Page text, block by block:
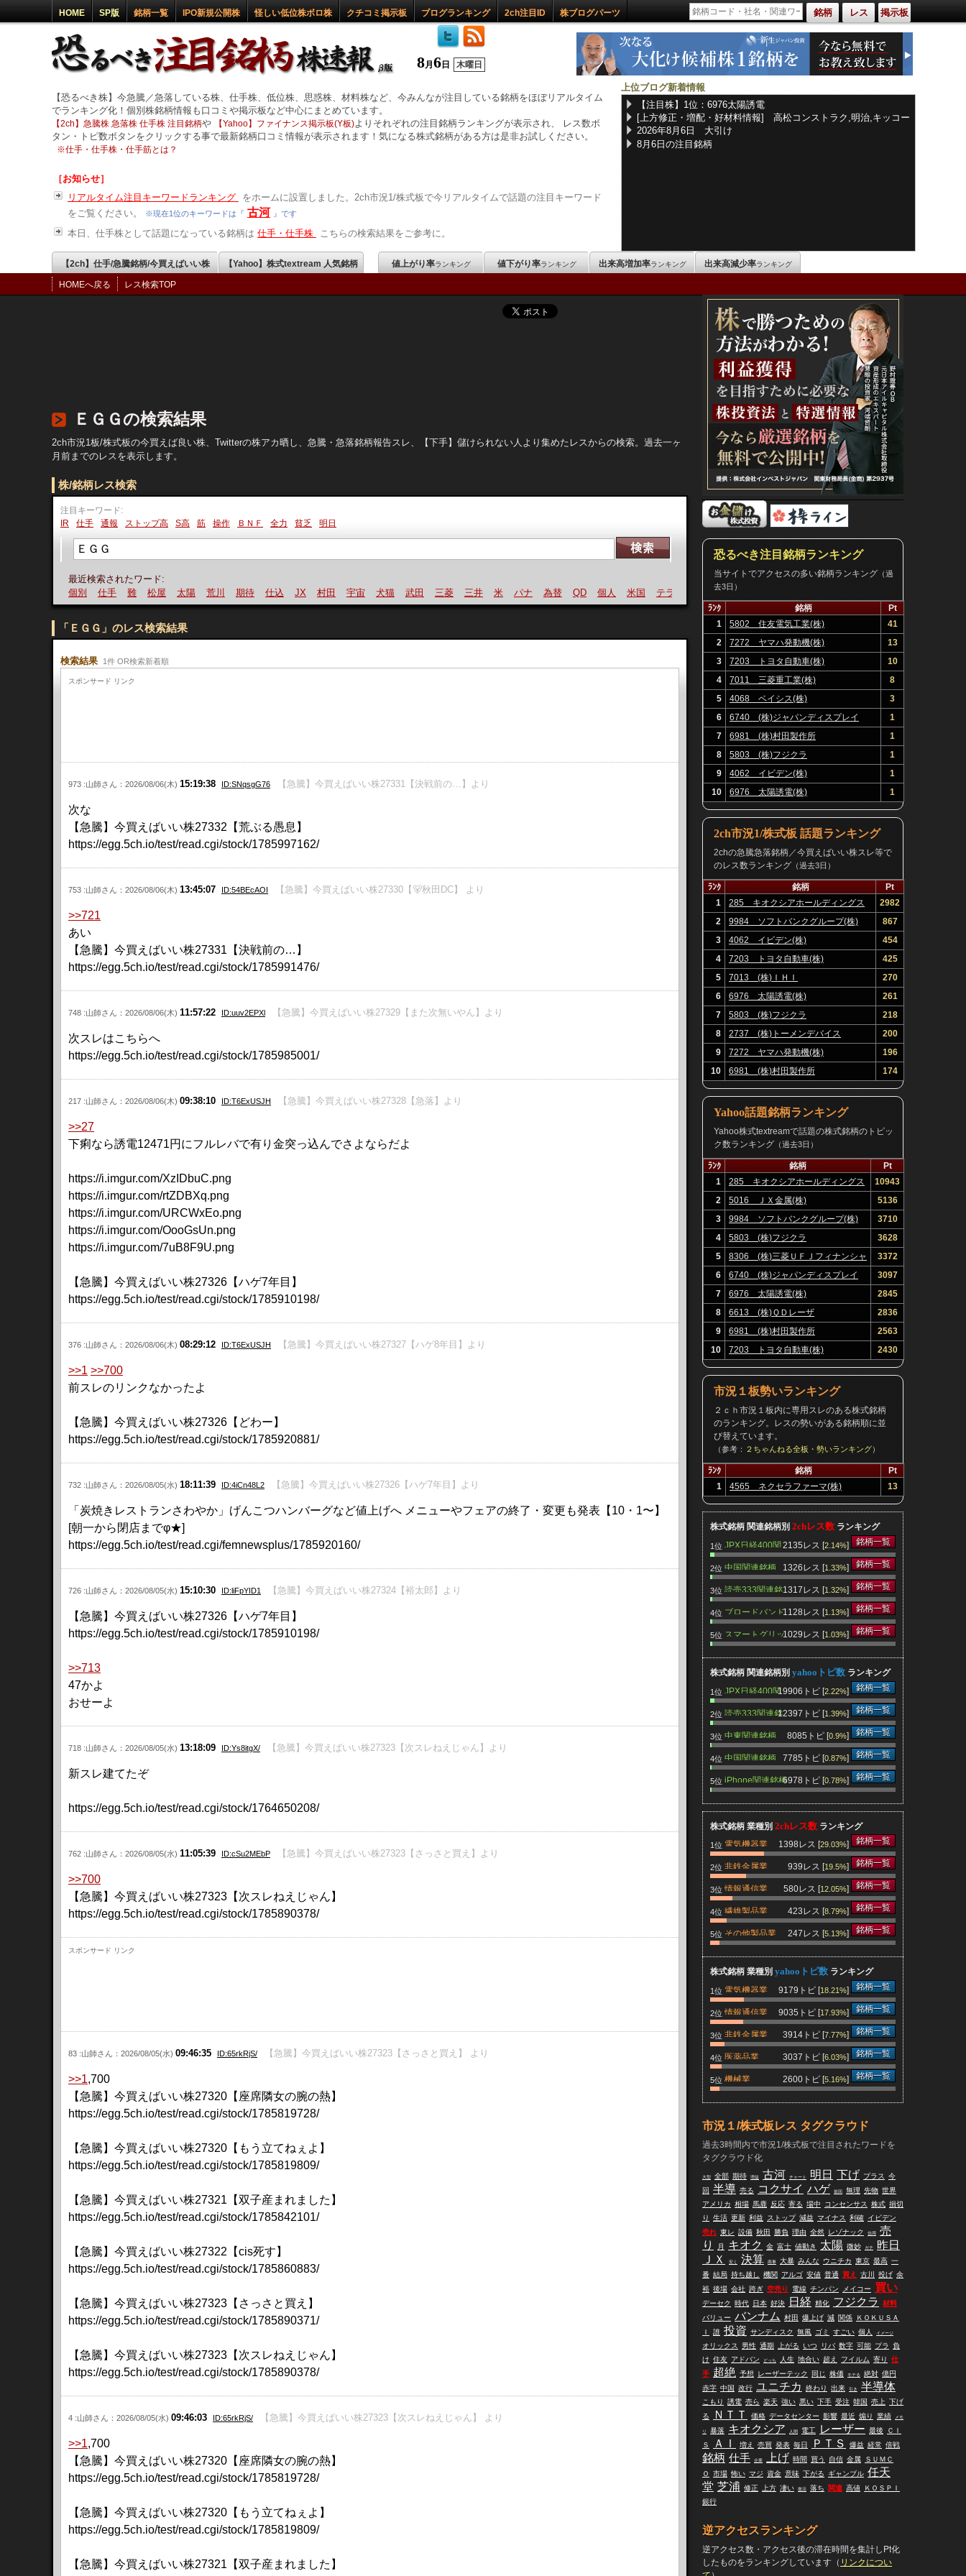
HOME SP版 銘柄一覧 IPO新規公開株 怪しい低位株ボロ株 クチコミ掲示板 ブログランキング 2ch注目ID 株ブログパーツ 銘柄 レス 掲示板
8月 6 日 木曜日
【恐るべき株】今急騰／急落している株、仕手株、低位株、思惑株、材料株など、今みんなが注目している銘柄をほぼリアルタイム
でランキング化！個別株銘柄情報も口コミや掲示板など中心にまとめています。
【2ch】急騰株 急落株 仕手株 注目銘柄や 【Yahoo】ファイナンス掲示板(Y板)よりそれぞれの注目銘柄ランキングが表示され、 レス数ボ
タン・トピ数ボタンをクリックする事で最新銘柄口コミ情報が表示されます！気になる株式銘柄がある方は是非お試しください。
※仕手・仕手株・仕手筋とは？
［お知らせ］
リアルタイム注目キーワードランキング
をホームに設置しました。2ch市況1/株式板で今リアルタイムで話題の注目キーワード
をご覧ください。
※現在1位のキーワードは『 古河 』です
本日、仕手株として話題になっている銘柄は 仕手・仕手株 こちらの検索結果をご参考に。
上位ブログ新着情報
【注目株】1位：6976太陽誘電
[上方修正・増配・好材料情報] 高松コンストラク,明治,キッコー
マン,日東紡績,トーカロ,コロプラ,イルグルム,花王,三洋化成工業,
ＪＭＤＣ,アステラス製薬,資生堂,東海カーボン,フジミインコー
ポ,日本冶金工業,リョービ,ジーデップ・アドバンス,オークマ,酉
島製作所,ミネベアミツミ,ＴＨＫ,オムロン,セイコーエプソン,山
一電機,日本シイエムケイ,ローム,太陽誘電,ニチコン,日本タング
ステン,めぶき
2026年8月6日 大引け
8月6日の注目銘柄
【2ch】仕手/急騰銘柄/今買えばいい株 【Yahoo】株式textream 人気銘柄 値上がり率ランキング 値下がり率ランキング 出来高増加率ランキング 出来高減少率ランキング
HOMEへ戻る レス検索TOP
ＥＧＧの検索結果
2ch市況1板/株式板の今買えば良い株、Twitterの株アカ晒し、急騰・急落銘柄報告スレ、【下手】儲けられない人より集めたレスからの検索。過去一ヶ
月前までのレスを表示します。
株/銘柄レス検索
注目キーワード:
IR
仕手 通報 ストップ高 S高 筋 操作 ＢＮＦ 全力 貧乏 明日
最近検索されたワード:
個別
仕手 難 松屋 太陽 荒川 期待 仕込 JX 村田 宇宙 犬猫 武田 三菱 三井 米 パナ 為替 QD 個人 米国 テラ 今年 運
「ＥＧＧ」のレス検索結果
検索結果 1件 OR検索新着順
スポンサード リンク
973 :山師さん：2026/08/06(木) 15:19:38 ID:SNqsgG76 【急騰】今買えばいい株27331【決戦前の…】より
次な
【急騰】今買えばいい株27332【荒ぶる愚息】
https://egg.5ch.io/test/read.cgi/stock/1785997162/
753 :山師さん：2026/08/06(木) 13:45:07 ID:54BEcAOI 【急騰】今買えばいい株27330【🐻秋田DC】 より
>>721
あい
【急騰】今買えばいい株27331【決戦前の…】
https://egg.5ch.io/test/read.cgi/stock/1785991476/
748 :山師さん：2026/08/06(木) 11:57:22 ID:uuv2EPXl 【急騰】今買えばいい株27329【また次無いやん】より
次スレはこちらへ
https://egg.5ch.io/test/read.cgi/stock/1785985001/
217 :山師さん：2026/08/06(木) 09:38:10 ID:T6ExUSJH 【急騰】今買えばいい株27328【急落】より
>>27
下痢なら誘電12471円にフルレバで有り金突っ込んでさよならだよ
https://i.imgur.com/XzIDbuC.png
https://i.imgur.com/rtZDBXq.png
https://i.imgur.com/URCWxEo.png
https://i.imgur.com/OooGsUn.png
https://i.imgur.com/7uB8F9U.png
【急騰】今買えばいい株27326【ハゲ7年目】
https://egg.5ch.io/test/read.cgi/stock/1785910198/
376 :山師さん：2026/08/06(木) 08:29:12 ID:T6ExUSJH 【急騰】今買えばいい株27327【ハゲ8年目】より
>>1 >>700
前スレのリンクなかったよ
【急騰】今買えばいい株27326【どわー】
https://egg.5ch.io/test/read.cgi/stock/1785920881/
732 :山師さん：2026/08/05(水) 18:11:39 ID:4iCn48L2 【急騰】今買えばいい株27326【ハゲ7年目】より
「炭焼きレストランさわやか」げんこつハンバーグなど値上げへ メニューやフェアの終了・変更も発表【10・1〜】
[朝一から閉店までφ★]
https://egg.5ch.io/test/read.cgi/femnewsplus/1785920160/
726 :山師さん：2026/08/05(水) 15:10:30 ID:liFpYID1 【急騰】今買えばいい株27324【裕太郎】より
【急騰】今買えばいい株27326【ハゲ7年目】
https://egg.5ch.io/test/read.cgi/stock/1785910198/
>>713
47かよ
おせーよ
718 :山師さん：2026/08/05(水) 13:18:09 ID:Ys8itgX/ 【急騰】今買えばいい株27323【次スレねえじゃん】より
新スレ建てたぞ
https://egg.5ch.io/test/read.cgi/stock/1764650208/
762 :山師さん：2026/08/05(水) 11:05:39 ID:cSu2MEbP 【急騰】今買えばいい株27323【さっさと買え】より
>>700
【急騰】今買えばいい株27323【次スレねえじゃん】
https://egg.5ch.io/test/read.cgi/stock/1785890378/
スポンサード リンク
83 :山師さん：2026/08/05(水) 09:46:35 ID:65rkRjS/ 【急騰】今買えばいい株27323【さっさと買え】 より
>>1,700
【急騰】今買えばいい株27320【座席隣女の腕の熱】
https://egg.5ch.io/test/read.cgi/stock/1785819728/
【急騰】今買えばいい株27320【もう立てねぇよ】
https://egg.5ch.io/test/read.cgi/stock/1785819809/
【急騰】今買えばいい株27321【双子産まれました】
https://egg.5ch.io/test/read.cgi/stock/1785842101/
【急騰】今買えばいい株27322【cis死す】
https://egg.5ch.io/test/read.cgi/stock/1785860883/
【急騰】今買えばいい株27323【さっさと買え】
https://egg.5ch.io/test/read.cgi/stock/1785890371/
【急騰】今買えばいい株27323【次スレねえじゃん】
https://egg.5ch.io/test/read.cgi/stock/1785890378/
4 :山師さん：2026/08/05(水) 09:46:03 ID:65rkRjS/ 【急騰】今買えばいい株27323【次スレねえじゃん】 より
>>1,700
【急騰】今買えばいい株27320【座席隣女の腕の熱】
https://egg.5ch.io/test/read.cgi/stock/1785819728/
【急騰】今買えばいい株27320【もう立てねぇよ】
https://egg.5ch.io/test/read.cgi/stock/1785819809/
【急騰】今買えばいい株27321【双子産まれました】
恐るべき注目銘柄ランキング
当サイトでアクセスの多い銘柄ランキング（過
去3日）
ﾗﾝｸ 銘柄
Pt
1
5802 住友電気工業(株)
41
2
7272 ヤマハ発動機(株)
13
3
7203 トヨタ自動車(株)
10
4
7011 三菱重工業(株)
8
5
4068 ベイシス(株)
3
6
6740 (株)ジャパンディスプレイ
1
7
6981 (株)村田製作所
1
8
5803 (株)フジクラ
1
9
4062 イビデン(株)
1
10
6976 太陽誘電(株) 1
2ch市況1/株式板 話題ランキング
2chの急騰急落銘柄／今買えばいい株スレ等で
のレス数ランキング（過去3日）
ﾗﾝｸ 銘柄
Pt
1
285 キオクシアホールディングス
(株)
2982
2
9984 ソフトバンクグループ(株)
867
3
4062 イビデン(株)
454
4
7203 トヨタ自動車(株)
425
5
7013 (株)ＩＨＩ
270
6
6976 太陽誘電(株)
261
7
5803 (株)フジクラ
218
8
2737 (株)トーメンデバイス
200
9
7272 ヤマハ発動機(株)
196
10
6981 (株)村田製作所 174
Yahoo話題銘柄ランキング
Yahoo株式textreamで話題の株式銘柄のトピッ
ク数ランキング（過去3日）
ﾗﾝｸ 銘柄
Pt
1
285 キオクシアホールディングス
(株)
10943
2
5016 ＪＸ金属(株)
5136
3
9984 ソフトバンクグループ(株)
3710
4
5803 (株)フジクラ
3628
5
8306 (株)三菱ＵＦＪフィナンシャ
ル・グループ
3372
6
6740 (株)ジャパンディスプレイ
3097
7
6976 太陽誘電(株)
2845
8
6613 (株)ＱＤレーザ
2836
9
6981 (株)村田製作所
2563
10
7203 トヨタ自動車(株) 2430
市況１板勢いランキング
２ｃｈ市況１板内に専用スレのある株式銘柄
のランキング。レスの勢いがある銘柄順に並
び替えています。
（参考：２ちゃんねる全板・勢いランキング）
ﾗﾝｸ 銘柄
Pt
1
4565 ネクセラファーマ(株) 13
株式銘柄 関連銘柄別 2chレス数 ランキング
1位 JPX日経400関
連銘柄
2135レス [2.14%] 銘柄一覧
2位 中国関連銘柄 1326レス [1.33%] 銘柄一覧
3位 読売333関連銘
柄
1317レス [1.32%] 銘柄一覧
4位 ブロードバンド
関連銘柄
1128レス [1.13%] 銘柄一覧
5位 スマートグリッ
ド関連銘柄
1029レス [1.03%] 銘柄一覧
株式銘柄 関連銘柄別 yahooトピ数 ランキング
1位 JPX日経400関
連銘柄
19906トピ [2.22%] 銘柄一覧
2位 読売333関連銘
柄
12397トピ [1.39%] 銘柄一覧
3位 中東関連銘柄 8085トピ [0.9%] 銘柄一覧
4位 中国関連銘柄 7785トピ [0.87%] 銘柄一覧
5位 iPhone関連銘柄6978トピ [0.78%] 銘柄一覧
株式銘柄 業種別 2chレス数 ランキング
1位 電気機器業 1398レス [29.03%] 銘柄一覧
2位 非鉄金属業 939レス [19.5%] 銘柄一覧
3位 情報通信業 580レス [12.05%] 銘柄一覧
4位 繊維製品業 423レス [8.79%] 銘柄一覧
5位 その他製品業 247レス [5.13%] 銘柄一覧
株式銘柄 業種別 yahooトピ数 ランキング
1位 電気機器業 9179トピ [18.21%] 銘柄一覧
2位 情報通信業 9035トピ [17.93%] 銘柄一覧
3位 非鉄金属業 3914トピ [7.77%] 銘柄一覧
4位 医薬品業 3037トピ [6.03%] 銘柄一覧
5位 機械業 2600トピ [5.16%] 銘柄一覧
市況１/株式板レス タグクラウド
過去3時間内で市況1/株式板で注目されたワードを
タグクラウド化
大型 全部 期待 増益 古河 チャート 明日 下げ プラス
今
回 半導 売る コクサイ ハゲ 前回 無理 先物 世界
アメリカ 相場 馬鹿 反応 寄る 場中 コンセンサス 株式 損切
り
生活 更新 利益 ストップ 減益 マイナス 利確 イビデン
売れ 東レ 設備 秋田 勝負 理由 全然 レゾナック 信用
売
り
月 キオク 金 富士 値動き 太陽 微妙 ガチ
昨日
ＪＸ
安く 決算 商事 大暴 みんな ウニチカ 東京 最高 一
番 結局 持ち越し 機関 アルゴ 安値 普通 買え 古川 投げ 余
裕 後場 会社 跨ぎ 空売り 電線 チンパン メイコー 買い
デーセク 時代 日本 好決 日経 精化 フジクラ
材料
バリュー バンナム 村田 爆上げ 減 関係
ＫＯＫＵＳＡ
Ｉ
誰 投資 サンディスク 無風 ゴミ すごい 個人 イメージ
オリックス 男性 通期 上がる いつ リバ 数字 可能 プラ 負
け 住友 アドバン どっち 人生 地合い 超え フイルム 寄り
仕
手 超絶 予想 レーザーテック 同じ 株価 モテる 絶対 億円
赤字 中国 改行 ユニチカ 終わり 出来 引き 半導体
こもり 誘電 売ら 楽天 強い 悪い 下手 受注 韓国 売上 下げ
る
ＮＴＴ 価格 データセンター 影響 最近 煽り 業績 メモ
リ 暴落 キオクシア 人間 電工 レーザー 最後
ＣＩ
Ｓ
ＡＩ 増え 売買 発表 毎日 ＰＴＳ 爆益 経常 倍戦
銘柄 仕手 企業 上げ 時間 買う 自信 金属
ＳＵＭＣ
Ｏ
市場 怖い マジ 資金 意味 下がる ギャンブル 任天
堂 芝浦 修正 上方 凄い 復活 落ち 関連 高値
ＫＯＳＰＩ
銀行
逆アクセスランキング
逆アクセス数・アクセス後の滞在時間を集計しPt化
したものをランキングしています（ リンクについ